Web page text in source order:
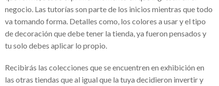
Sap para pymes: La solución para
cualquier emprendedor
Hugo César Villanueva Cantón:
Financika experiencias reales : una
negocio. Las tutorías son parte de los inicios mientras que todo
va tomando forma. Detalles como, los colores a usar y el tipo
de decoración que debe tener la tienda, ya fueron pensados y
tu solo debes aplicar lo propio.
Recibirás las colecciones que se encuentren en exhibición en
las otras tiendas que al igual que la tuya decidieron invertir y